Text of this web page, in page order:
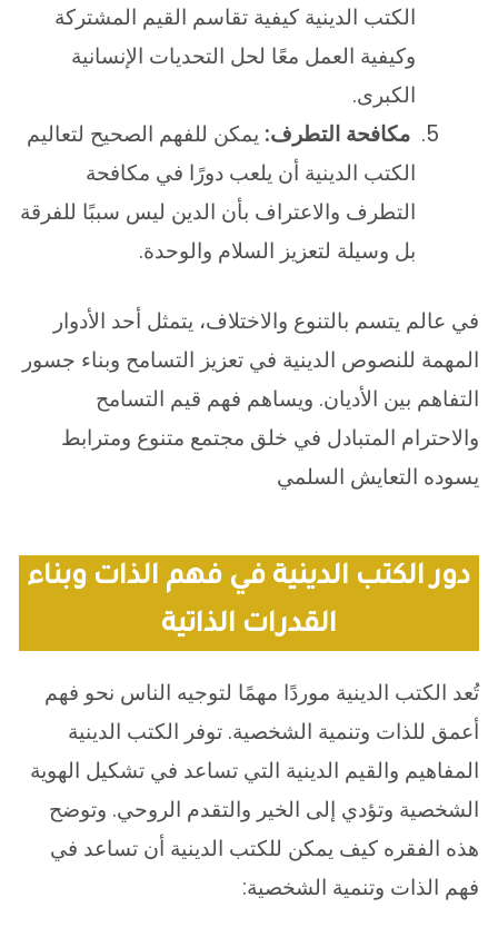
الكتب الدينية كيفية تقاسم القيم المشتركة
وكيفية العمل معًا لحل التحديات الإنسانية
الكبرى.
مكافحة التطرف: يمكن للفهم الصحيح لتعاليم
الكتب الدينية أن يلعب دورًا في مكافحة
التطرف والاعتراف بأن الدين ليس سببًا للفرقة
بل وسيلة لتعزيز السلام والوحدة.
في عالم يتسم بالتنوع والاختلاف، يتمثل أحد الأدوار
المهمة للنصوص الدينية في تعزيز التسامح وبناء جسور
التفاهم بين الأديان. ويساهم فهم قيم التسامح
والاحترام المتبادل في خلق مجتمع متنوع ومترابط
يسوده التعايش السلمي
دور الكتب الدينية في فهم الذات وبناء
القدرات الذاتية
تُعد الكتب الدينية موردًا مهمًا لتوجيه الناس نحو فهم
أعمق للذات وتنمية الشخصية. توفر الكتب الدينية
المفاهيم والقيم الدينية التي تساعد في تشكيل الهوية
الشخصية وتؤدي إلى الخير والتقدم الروحي. وتوضح
هذه الفقره كيف يمكن للكتب الدينية أن تساعد في
فهم الذات وتنمية الشخصية: